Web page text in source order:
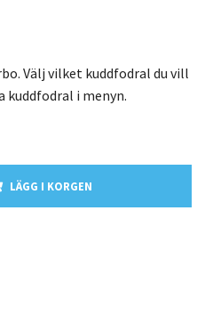
Välj vilket kuddfodral du vill
kuddfodral i menyn.
LÄGG I KORGEN